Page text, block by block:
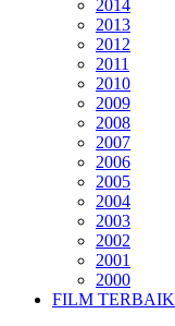
2014
2013
2012
2011
2010
2009
2008
2007
2006
2005
2004
2003
2002
2001
2000
FILM TERBAIK